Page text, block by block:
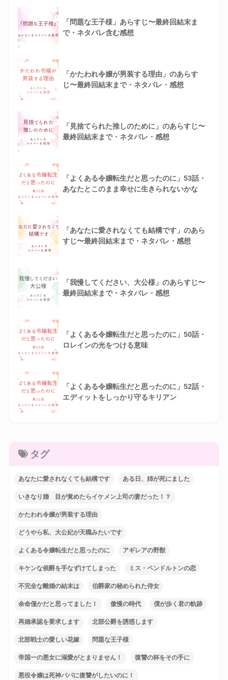
「問題な王子様」あらすじ〜最終回結末ま
で・ネタバレ含む感想
「かたわれ令嬢が男装する理由」のあらす
じ〜最終回結末まで・ネタバレ・感想
「見捨てられた推しのために」のあらすじ〜
最終回結末まで・ネタバレ・感想
「よくある令嬢転生だと思ったのに」53話・
あなたとこのまま幸せに生きられないかな
「あなたに愛されなくても結構です」のあら
すじ〜最終回結末まで・ネタバレ・感想
「我慢してください、大公様」のあらすじ〜
最終回結末まで・ネタバレ・感想
「よくある令嬢転生だと思ったのに」50話・
ロレインの光をつける意味
「よくある令嬢転生だと思ったのに」52話・
エディットをしっかり守るキリアン
タグ
あなたに愛されなくても結構です ある日、姉が死にました
いきなり婚 目が覚めたらイケメン上司の妻だった！？
かたわれ令嬢が男装する理由
どうやら私、大公妃が天職みたいです
よくある令嬢転生だと思ったのに アギレアの野獣
キケンな侯爵を手なずけてしまった ミス・ペンドルトンの恋
不完全な離婚の結末は 伯爵家の秘められた侍女
余命僅かだと思ってました！ 傲慢の時代 僕が歩く君の軌跡
再婚承認を要求します 北部公爵を誘惑します
北部戦士の愛しい花嫁 問題な王子様
帝国一の悪女に溺愛がとまりません！ 復讐の杯をその手に
悪役令嬢は死神パパに復讐がしたいのに！